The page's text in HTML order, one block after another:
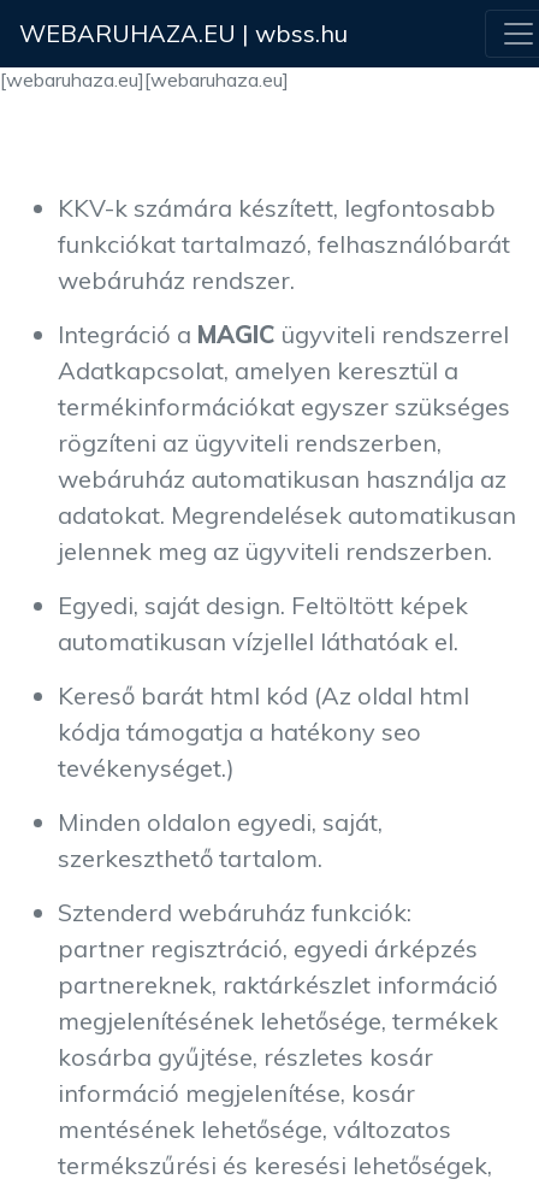
[webaruhaza.eu][webaruhaza.eu]
WEBARUHAZA.EU | wbss.hu
KKV-k számára készített, legfontosabb
funkciókat tartalmazó, felhasználóbarát
webáruház rendszer.
Integráció a MAGIC ügyviteli rendszerrel
Adatkapcsolat, amelyen keresztül a
termékinformációkat egyszer szükséges
rögzíteni az ügyviteli rendszerben,
webáruház automatikusan használja az
adatokat. Megrendelések automatikusan
jelennek meg az ügyviteli rendszerben.
Egyedi, saját design. Feltöltött képek
automatikusan vízjellel láthatóak el.
Kereső barát html kód (Az oldal html
kódja támogatja a hatékony seo
tevékenységet.)
Minden oldalon egyedi, saját,
szerkeszthető tartalom.
Sztenderd webáruház funkciók:
partner regisztráció, egyedi árképzés
partnereknek, raktárkészlet információ
megjelenítésének lehetősége, termékek
kosárba gyűjtése, részletes kosár
információ megjelenítése, kosár
mentésének lehetősége, változatos
termékszűrési és keresési lehetőségek,